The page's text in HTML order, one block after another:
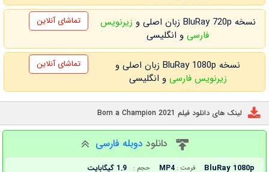
نسخه BluRay 720p زبان اصلی و
زیرنویس
فارسیو انگلیسی
تماشای آنلاین
نسخه BluRay 1080p زبان اصلی و
زیرنویس فارسی و انگلیسی
تماشای آنلاین
لینک های دانلود فیلم Born a Champion 2021
دانلود دوبله فارسی
BluRay 1080p فرمت : MP4 حجم : 1.9 گیگابایت